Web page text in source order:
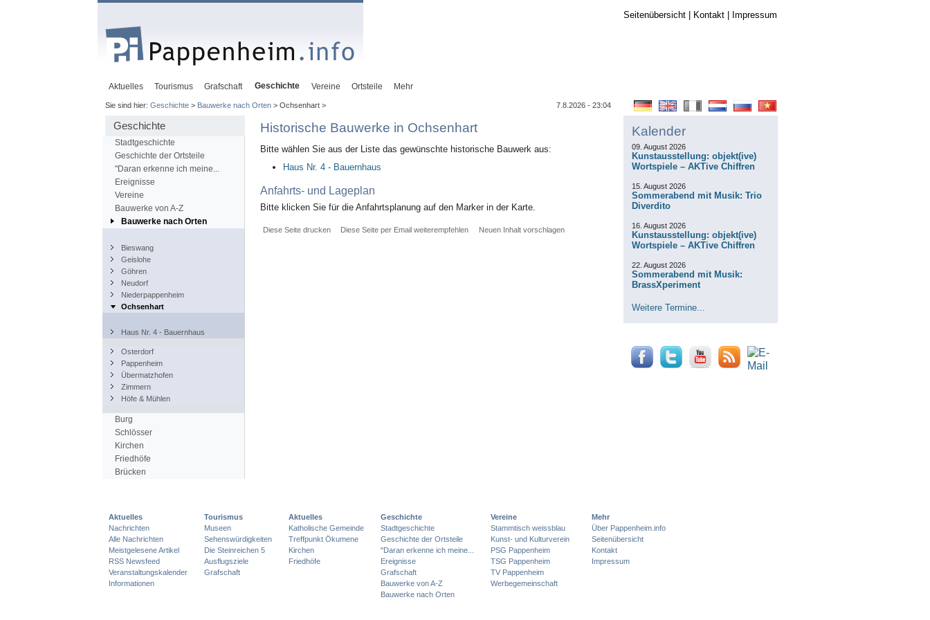
Seitenübersicht| Kontakt| Impressum
Aktuelles Tourismus Grafschaft Geschichte Vereine Ortsteile Mehr
Sie sind hier: Geschichte> Bauwerke nach Orten> Ochsenhart > 7.8.2026 - 23:04
Geschichte
Stadtgeschichte
Geschichte der Ortsteile
"Daran erkenne ich meine...
Ereignisse
Vereine
Bauwerke von A-Z
Bauwerke nach Orten
Bieswang
Geislohe
Göhren
Neudorf
Niederpappenheim
Ochsenhart
Haus Nr. 4 - Bauernhaus
Osterdorf
Pappenheim
Übermatzhofen
Zimmern
Höfe & Mühlen
Burg
Schlösser
Kirchen
Friedhöfe
Brücken
Kalender
09. August 2026
Kunstausstellung: objekt(ive)
Wortspiele – AKTive Chiffren
15. August 2026
Sommerabend mit Musik: Trio
Diverdito
16. August 2026
Kunstausstellung: objekt(ive)
Wortspiele – AKTive Chiffren
22. August 2026
Sommerabend mit Musik:
BrassXperiment
Weitere Termine...
Historische Bauwerke in Ochsenhart
Bitte wählen Sie aus der Liste das gewünschte historische Bauwerk aus:
Haus Nr. 4 - Bauernhaus
Anfahrts- und Lageplan
Bitte klicken Sie für die Anfahrtsplanung auf den Marker in der Karte.
Diese Seite drucken Diese Seite per Email weiterempfehlen Neuen Inhalt vorschlagen
Aktuelles
Nachrichten
Alle Nachrichten
Meistgelesene Artikel
RSS Newsfeed
Veranstaltungskalender
Informationen
Tourismus
Museen
Sehenswürdigkeiten
Die Steinreichen 5
Ausflugsziele
Grafschaft
Aktuelles
Katholische Gemeinde
Treffpunkt Ökumene
Kirchen
Friedhöfe
Geschichte
Stadtgeschichte
Geschichte der Ortsteile
"Daran erkenne ich meine...
Ereignisse
Grafschaft
Bauwerke von A-Z
Bauwerke nach Orten
Vereine
Stammtisch weissblau
Kunst- und Kulturverein
PSG Pappenheim
TSG Pappenheim
TV Pappenheim
Werbegemeinschaft
Mehr
Über Pappenheim.info
Seitenübersicht
Kontakt
Impressum